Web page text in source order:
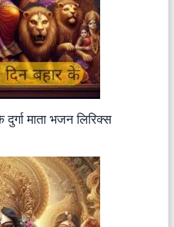
माता भजन लिरिक्स